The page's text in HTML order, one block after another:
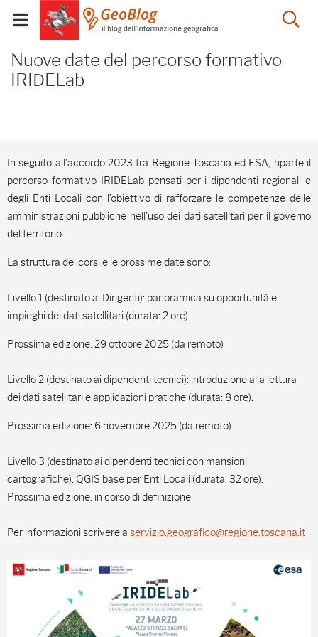
Skip to Main Content
Visualizza/chiudi
menu
mobile
Nuove date del
Nuove date del percorso formativo
IRIDELab
In seguito all’accordo 2023 tra Regione Toscana ed ESA, riparte il
percorso formativo IRIDELab pensati per i dipendenti regionali e
degli Enti Locali con l’obiettivo di rafforzare le competenze delle
amministrazioni pubbliche nell’uso dei dati satellitari per il governo
del territorio.
La struttura dei corsi e le prossime date sono:
Livello 1 (destinato ai Dirigenti): panoramica su opportunità e
impieghi dei dati satellitari (durata: 2 ore).
Prossima edizione: 29 ottobre 2025 (da remoto)
Livello 2 (destinato ai dipendenti tecnici): introduzione alla lettura
dei dati satellitari e applicazioni pratiche (durata: 8 ore).
Prossima edizione: 6 novembre 2025 (da remoto)
Livello 3 (destinato ai dipendenti tecnici con mansioni
cartografiche): QGIS base per Enti Locali (durata: 32 ore).
Prossima edizione: in corso di definizione
Per informazioni scrivere a servizio.geografico@regione.toscana.it